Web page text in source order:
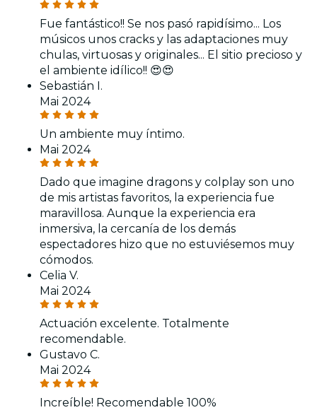
Fue fantástico!! Se nos pasó rapidísimo... Los
músicos unos cracks y las adaptaciones muy
chulas, virtuosas y originales... El sitio precioso y
el ambiente idílico!! 😍😍
Sebastián I.
Mai 2024
Un ambiente muy íntimo.
Mai 2024
Dado que imagine dragons y colplay son uno
de mis artistas favoritos, la experiencia fue
maravillosa. Aunque la experiencia era
inmersiva, la cercanía de los demás
espectadores hizo que no estuviésemos muy
cómodos.
Celia V.
Mai 2024
Actuación excelente. Totalmente
recomendable.
Gustavo C.
Mai 2024
Increíble! Recomendable 100%